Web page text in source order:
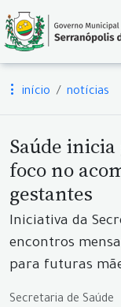
início notícias
Saúde inicia
foco no
gestantes
Iniciativa da
encontros
para futuras
Secretaria de Saúde